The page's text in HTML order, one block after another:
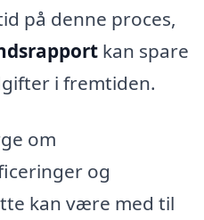
på denne proces,
kan spare
i fremtiden.
om
og
kan være med til